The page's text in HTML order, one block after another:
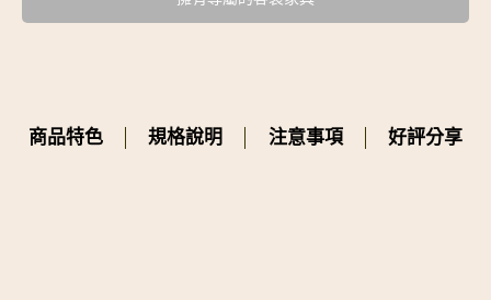
商品特色 規格說明 注意事項 好評分享